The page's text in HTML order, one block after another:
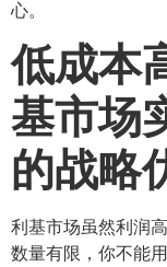
心。
低成本
基市场
的战略
利基市场虽然利润
数量有限，你不能